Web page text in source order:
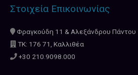
Στοιχεία Επικοινωνίας
Φραγκούδη 11 & Αλεξάνδρου Πάντου
ΤΚ: 176 71, Καλλιθέα
+30 210.9098.000